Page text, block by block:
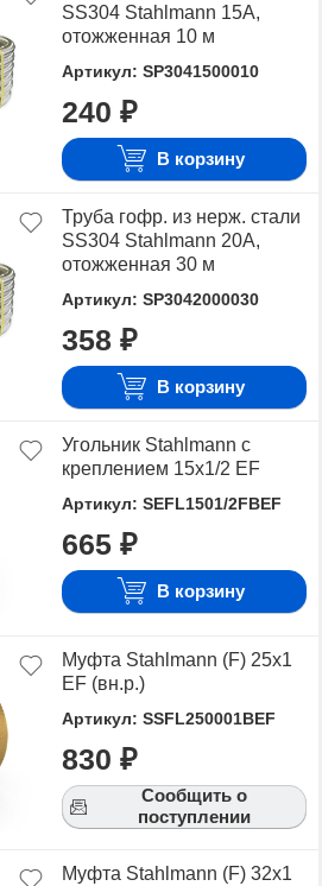
SS304 Stahlmann 15A,
отожженная 10 м
Артикул: SP3041500010
240 ₽
В корзину
Труба гофр. из нерж. стали
SS304 Stahlmann 20A,
отожженная 30 м
Артикул: SP3042000030
358 ₽
В корзину
Угольник Stahlmann с
креплением 15х1/2 EF
Артикул: SEFL1501/2FBEF
665 ₽
В корзину
Муфта Stahlmann (F) 25х1
EF (вн.р.)
Артикул: SSFL250001BEF
830 ₽
Сообщить о
поступлении
Муфта Stahlmann (F) 32х1